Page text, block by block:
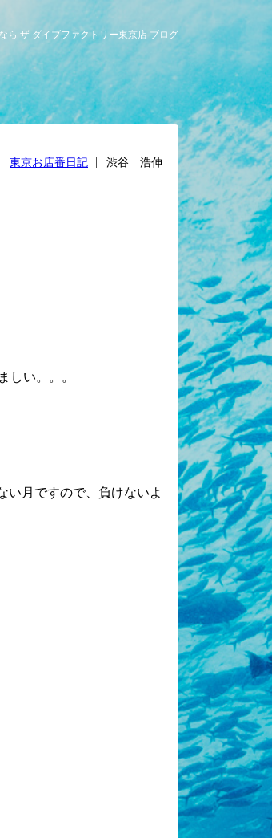
ら ザ ダイブファクトリー東京店 ブログ
東京お店番日記 渋谷 浩伸
い。。。
い月ですので、負けないよ